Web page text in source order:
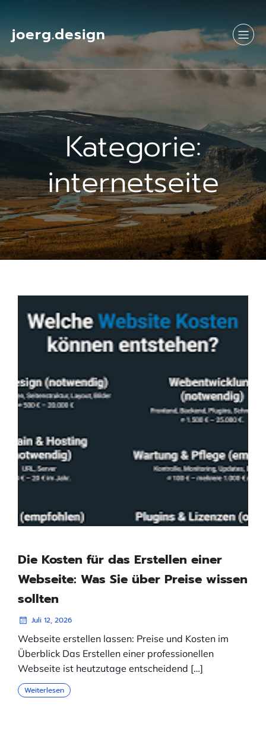
joerg.design
Kategorie:
internetseite
Die Kosten für das Erstellen einer
Webseite: Was Sie über Preise wissen
sollten
Juli 12, 2026
Webseite erstellen lassen: Preise und Kosten im
Überblick Das Erstellen einer professionellen
Webseite ist heutzutage entscheidend […]
Weiterlesen